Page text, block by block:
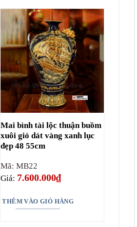
Mai bình tài lộc thuận buồm
xuôi gió dát vàng xanh lục
đẹp 48 55cm
Mã: MB22
Giá: 7.600.000₫
THÊM VÀO GIỎ HÀNG